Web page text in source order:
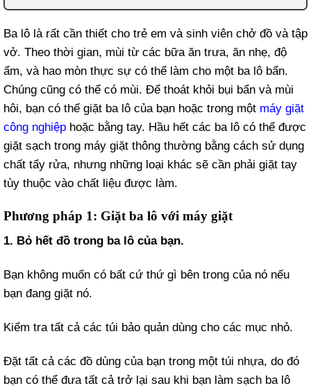
Ba lô là rất cần thiết cho trẻ em và sinh viên chở đồ và tập
vở. Theo thời gian, mùi từ các bữa ăn trưa, ăn nhẹ, độ
ẩm, và hao mòn thực sự có thể làm cho một ba lô bẩn.
Chúng cũng có thể có mùi. Để thoát khỏi bụi bẩn và mùi
hôi, bạn có thể giặt ba lô của bạn hoặc trong một máy giặt
công nghiệp hoặc bằng tay. Hầu hết các ba lô có thể được
giặt sạch trong máy giặt thông thường bằng cách sử dụng
chất tẩy rửa, nhưng những loại khác sẽ cần phải giặt tay
tùy thuộc vào chất liệu được làm.
Phương pháp 1: Giặt ba lô với máy giặt
1. Bỏ hết đồ trong ba lô của bạn.
Bạn không muốn có bất cứ thứ gì bên trong của nó nếu
bạn đang giặt nó.
Kiểm tra tất cả các túi bảo quản dùng cho các mục nhỏ.
Đặt tất cả các đồ dùng của bạn trong một túi nhựa, do đó
bạn có thể đưa tất cả trở lại sau khi bạn làm sạch ba lô